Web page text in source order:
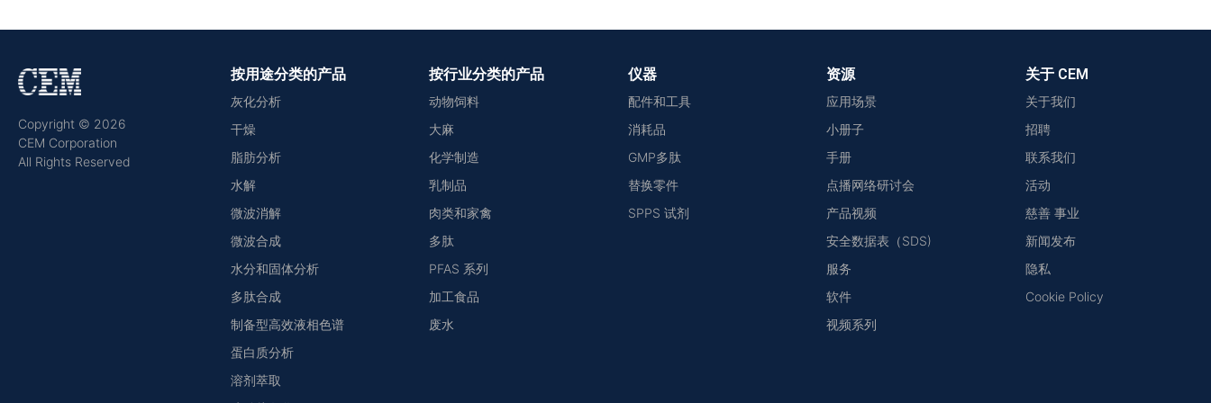
Copyright © 2026
CEM Corporation
All Rights Reserved
按用途分类的产品
灰化分析
干燥
脂肪分析
水解
微波消解
微波合成
水分和固体分析
多肽合成
制备型高效液相色谱
蛋白质分析
溶剂萃取
按行业分类的产品
动物饲料
大麻
化学制造
乳制品
肉类和家禽
多肽
PFAS 系列
加工食品
废水
仪器
配件和工具
消耗品
GMP多肽
替换零件
SPPS 试剂
资源
应用场景
小册子
手册
点播网络研讨会
产品视频
安全数据表（SDS)
服务
软件
视频系列
关于 CEM
关于我们
招聘
联系我们
活动
慈善 事业
新闻发布
隐私
Cookie Policy